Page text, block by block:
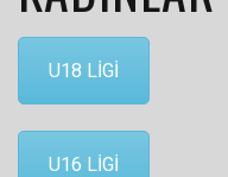
U18 LİGİ
U16 LİGİ